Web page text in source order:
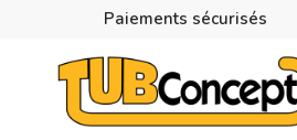
Paiements sécurisés